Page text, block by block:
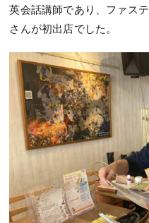
英会話講師であり、ファス
さんが初出店でした。